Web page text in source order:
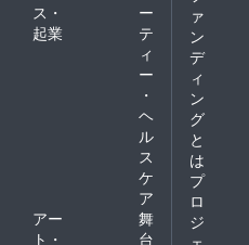
ス・
起業
ー
テ
ィ
ー
・
ヘ
ル
ス
ケ
ア
アー
ト・
舞
台
ァ
ン
デ
ィ
ン
グ
と
は
プ
ロ
ジ